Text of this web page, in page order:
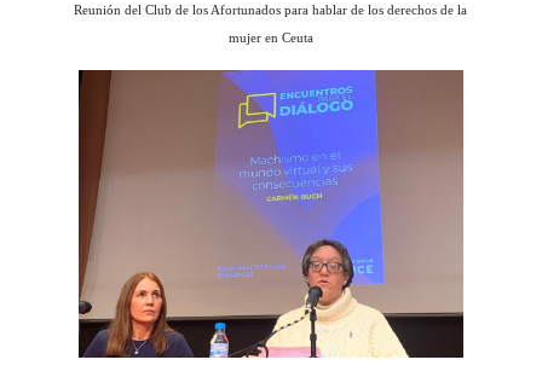
Reunión del Club de los Afortunados para hablar de los derechos de la
mujer en Ceuta